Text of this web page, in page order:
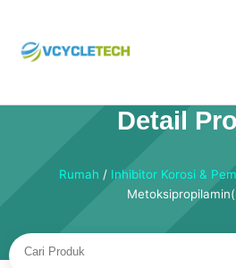
konten
Detail
Rumah / Inhibitor Korosi &